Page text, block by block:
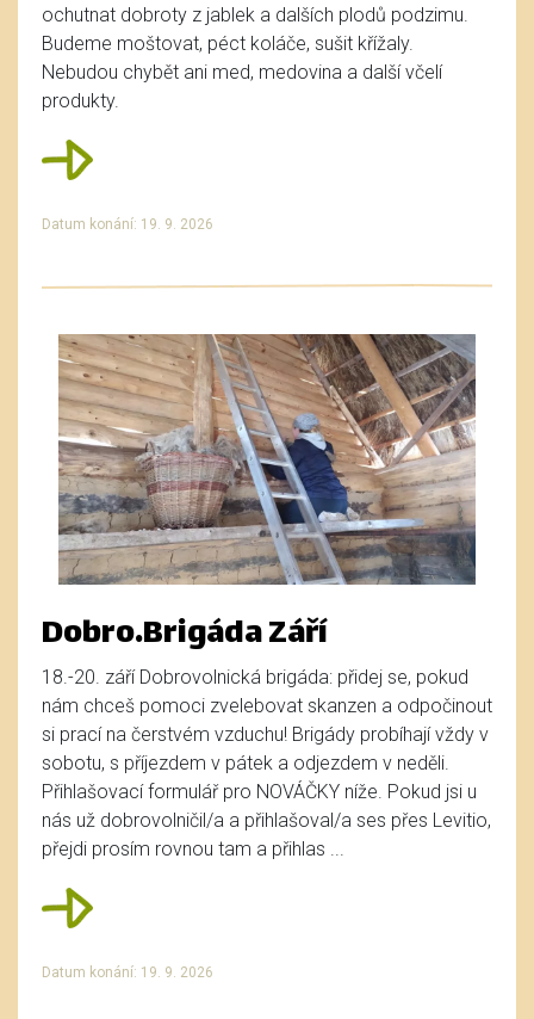
ochutnat dobroty z jablek a dalších plodů podzimu.
Budeme moštovat, péct koláče, sušit křížaly.
Nebudou chybět ani med, medovina a další včelí
produkty.
Datum konání: 19. 9. 2026
Dobro.Brigáda Září
18.-20. září Dobrovolnická brigáda: přidej se, pokud
nám chceš pomoci zvelebovat skanzen a odpočinout
si prací na čerstvém vzduchu! Brigády probíhají vždy v
sobotu, s příjezdem v pátek a odjezdem v neděli.
Přihlašovací formulář pro NOVÁČKY níže. Pokud jsi u
nás už dobrovolničil/a a přihlašoval/a ses přes Levitio,
přejdi prosím rovnou tam a přihlas ...
Datum konání: 19. 9. 2026